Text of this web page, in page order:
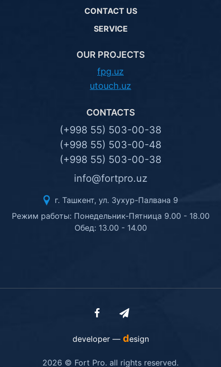
CONTACT US
SERVICE
OUR PROJECTS
fpg.uz
utouch.uz
CONTACTS
(+998 55) 503-00-38
(+998 55) 503-00-48
(+998 55) 503-00-38
info@fortpro.uz
г. Ташкент, ул. Зухур-Палвана 9
Режим работы: Понедельник-Пятница 9.00 - 18.00
Обед: 13.00 - 14.00
developer — design
2026 © Fort Pro. all rights reserved.